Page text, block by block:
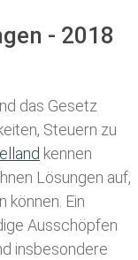
- 2018
das Gesetz
Steuern zu
kennen
Lösungen auf,
können. Ein
Ausschöpfen
insbesondere